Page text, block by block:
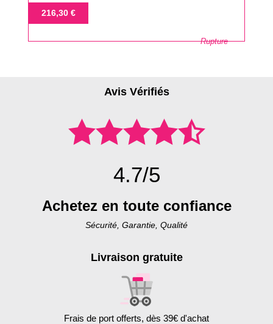
base
Prix216,30 €
Rupture
Avis Vérifiés
4.7/5
Achetez en toute confiance
Sécurité, Garantie, Qualité
Livraison gratuite
Frais de port offerts, dès 39€ d'achat